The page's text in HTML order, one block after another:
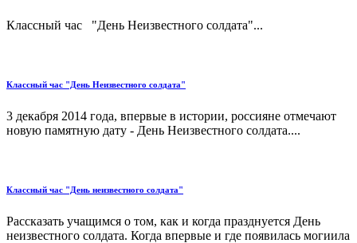
Классный час "День Неизвестного солдата"...
Классный час "День Неизвестного солдата"
3 декабря 2014 года, впервые в истории, россияне отмечают
новую памятную дату - День Неизвестного солдата....
Классный час "День неизвестного солдата"
Рассказать учащимся о том, как и когда празднуется День
неизвестного солдата. Когда впервые и где появилась могиила